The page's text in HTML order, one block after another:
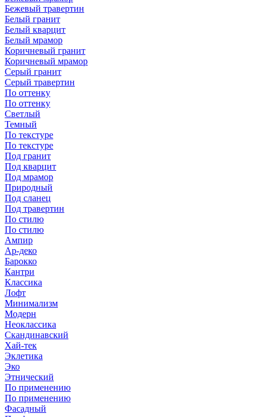
Бежевый травертин
Белый гранит
Белый кварцит
Белый мрамор
Коричневый гранит
Коричневый мрамор
Серый гранит
Серый травертин
По оттенку
По оттенку
Светлый
Темный
По текстуре
По текстуре
Под гранит
Под кварцит
Под мрамор
Природный
Под сланец
Под травертин
По стилю
По стилю
Ампир
Ар-деко
Барокко
Кантри
Классика
Лофт
Минимализм
Модерн
Неоклассика
Скандинавский
Хай-тек
Эклетика
Эко
Этнический
По применению
По применению
Фасадный